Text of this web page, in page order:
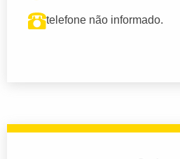
telefone não informado.